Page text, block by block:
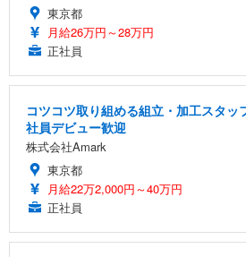
東京都
月給26万円～28万円
正社員
コツコツ取り組める組立・加工スタッ
社員デビュー歓迎
株式会社Amark
東京都
月給22万2,000円～40万円
正社員